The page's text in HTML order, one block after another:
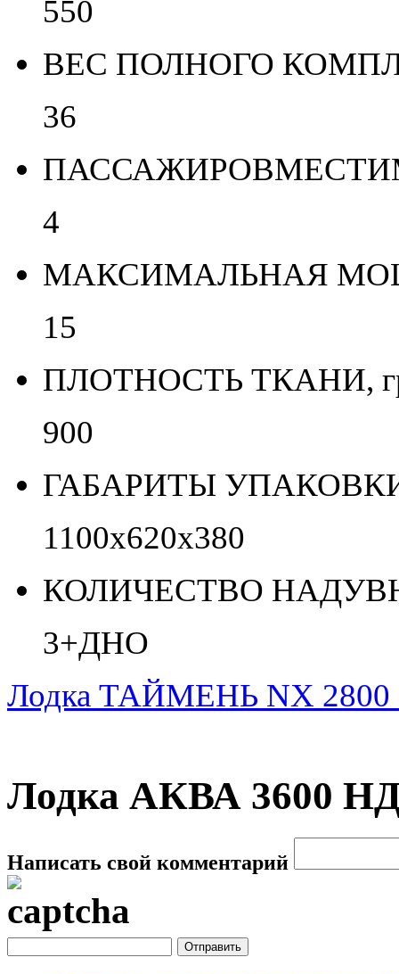
550
ВЕС ПОЛНОГО
36
4
МАКСИМАЛЬНАЯ
15
ПЛОТНОСТЬ ТКАНИ,
900
ГАБАРИТЫ
1100х620х380
КОЛИЧЕСТВО
3+ДНО
Лодка ТАЙМЕНЬ NX
Лодка АКВА 3600
Написать свой комментарий